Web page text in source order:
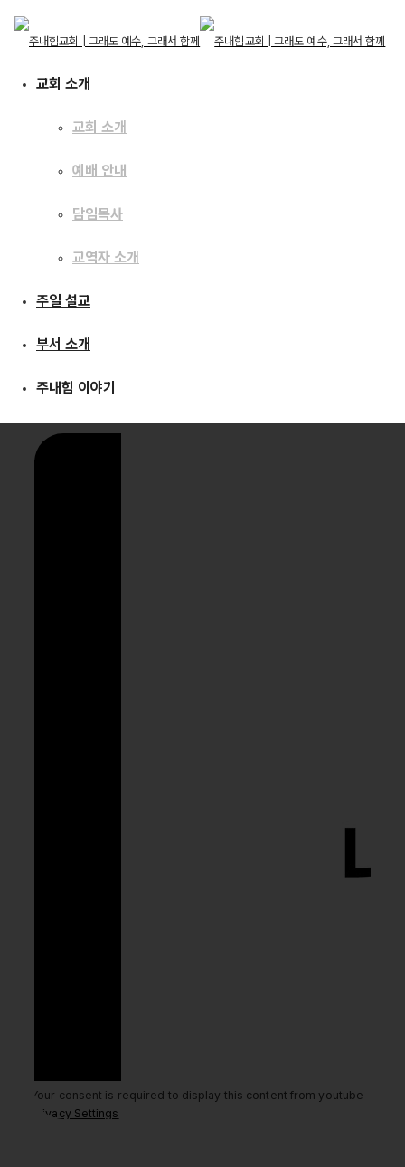
교회 소개
교회 소개
교역자 소개
주일 설교
부서 소개
주내힘 이야기
교회 소개
교회 소개
예배 안내
담임목사
교역자 소개
주일 설교
부서 소개
주내힘 이야기
주일 설교
[19.07.07] 나의 삶, 나의
사명
Your consent is required to display this content from youtube -
Privacy Settings